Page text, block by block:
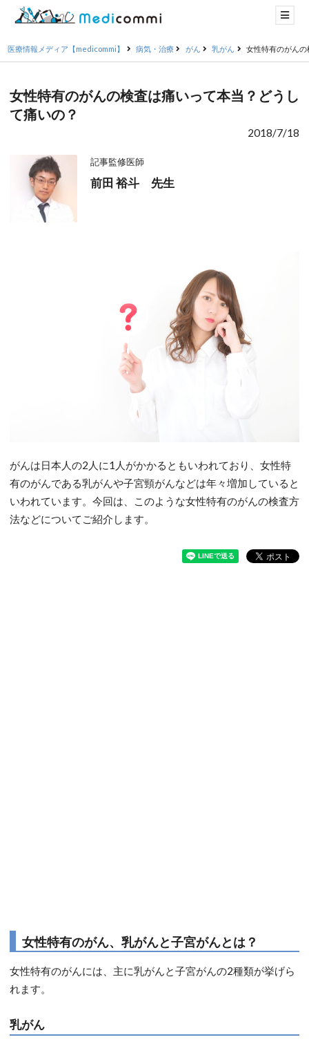
医療情報メディア【medicommi】 病気・治療 がん 乳がん 女性特有のがん
女性特有のがんの検査は痛いって本当？どうし
て痛いの？
2018/7/18
記事監修医師
前田 裕斗 先生
がんは日本人の2人に1人がかかるともいわれており、女性特
有のがんである乳がんや子宮頸がんなどは年々増加していると
いわれています。今回は、このような女性特有のがんの検査方
法などについてご紹介します。
女性特有のがん、乳がんと子宮がんとは？
女性特有のがんには、主に乳がんと子宮がんの2種類が挙げら
れます。
乳がん